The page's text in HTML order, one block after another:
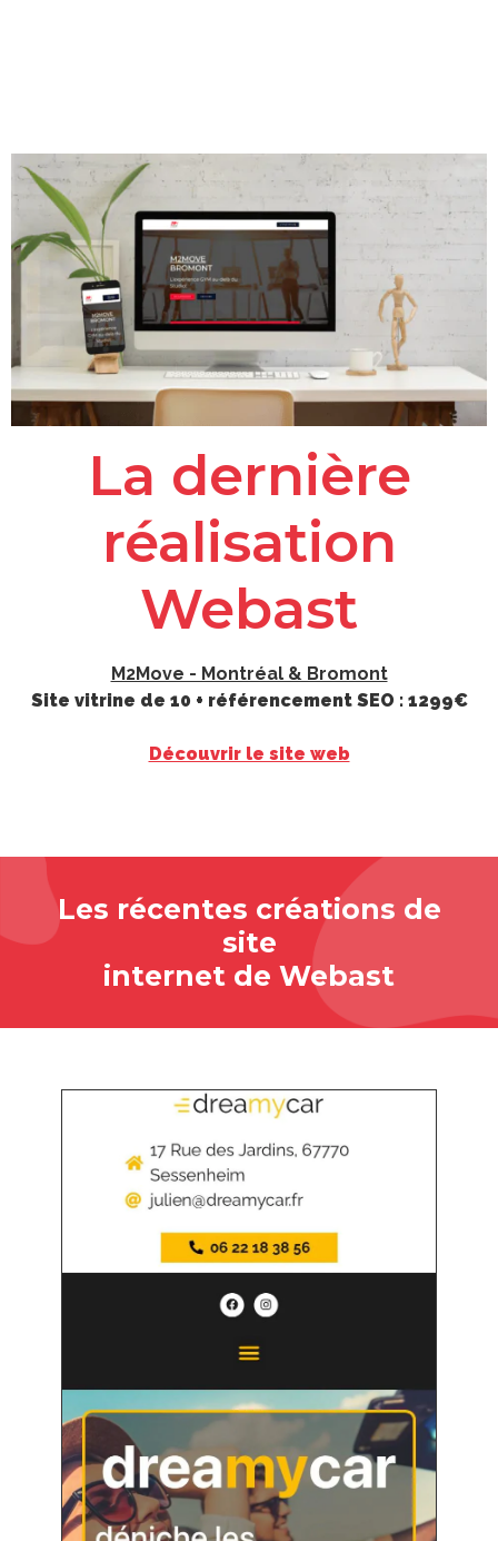
La dernière
réalisation
Webast
M2Move - Montréal & Bromont
Site vitrine de 10 + référencement SEO : 1299€
Découvrir le site web
Les récentes créations de
site
internet de Webast